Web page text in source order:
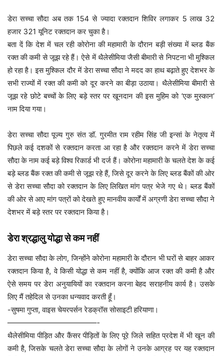
Dera Sacha Sauda as Corona Warriors
Dera Sacha Sauda as Corona Warriors
Dera Sacha Sauda as Corona Warriors
डेरा सच्चा सौदा अब तक 154 से ज्यादा रक्तदान शिविर लगाकर 5 लाख 32
हजार 321 यूनिट रक्तदान कर चुका है।
बता दें कि देश में चल रही कोरोना की महामारी के दौरान बड़ी संख्या में ब्लड बैंक
रक्त की कमी से जूझ रहे हैं। ऐसे में थैलेसीमिया जैसी बीमारी से निपटना भी मुश्किल
हो रहा है। इस मुश्किल दौर में डेरा सच्चा सौदा ने मदद का हाथ बढ़ाते हुए देशभर के
सभी राज्यों में रक्त की कमी को दूर करने का बीड़ा उठाया। थैलेसीमिया बीमारी से
जूझ रहे छोटे बच्चों के लिए बड़े स्तर पर खूनदान की इस मुहिम को ‘एक मुस्कान’
नाम दिया गया।
डेरा सच्चा सौदा पूज्य गुरु संत डॉ. गुरमीत राम रहीम सिंह जी इन्सां के नेतृत्व में
पिछले कई दशकों से रक्तदान करता आ रहा है और रक्तदान करने में डेरा सच्चा
सौदा के नाम कई बड़े विश्व रिकार्ड भी दर्ज हैं। कोरोना महामारी के चलते देश के कई
बड़े ब्लड बैंक रक्त की कमी से जूझ रहे हैं, जिसे दूर करने के लिए ब्लड बैंकों की ओर
से डेरा सच्चा सौदा को रक्तदान के लिए लिखित मांग पत्र भेजे गए थे। ब्लड बैंकों
की ओर से आए मांग पत्रों को देखते हुए मानवीय कार्यों में अग्रणी डेरा सच्चा सौदा ने
देशभर में बड़े स्तर पर रक्तदान किया है।
डेरा श्रद्धालु योद्धा से कम नहीं
डेरा सच्चा सौदा के लोग, जिन्होंने कोरोना महामारी के दौरान भी घरों से बाहर आकर
रक्तदान किया है, वे किसी योद्धा से कम नहीं है, क्योंकि आज रक्त की कमी है और
ऐसे समय पर डेरा अनुयायियों का रक्तदान करना बेहद सराहनीय कार्य है। उसके
लिए मैं तहेदिल से उनका धन्यवाद करती हूँ।
-सुषमा गुप्ता, वाइस चेयरपर्सन रेडक्रॉस सोसाइटी हरियाणा।
————————————-
थैलेसीमिया पीड़ित और कैंसर पीड़ितों के लिए पूरे जिले सहित प्रदेश में भी खून की
कमी है, जिसके चलते डेरा सच्चा सौदा के लोगों ने उनके आग्रह पर यह रक्तदान